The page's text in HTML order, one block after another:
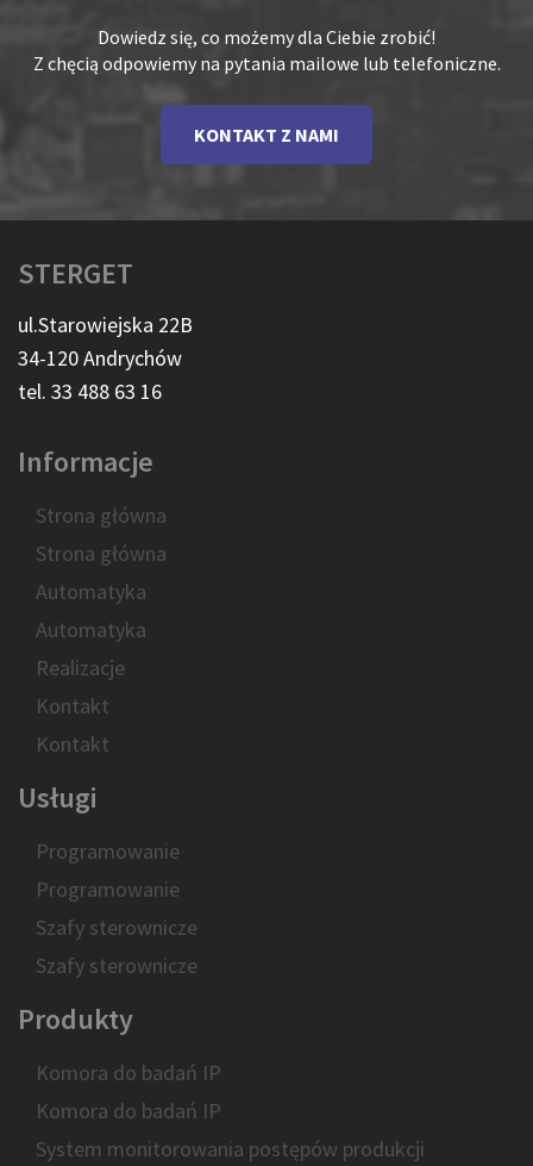
Dowiedz się, co możemy dla Ciebie zrobić!
Z chęcią odpowiemy na pytania mailowe lub telefoniczne.
KONTAKT Z NAMI
STERGET
ul.Starowiejska 22B
34-120 Andrychów
tel. 33 488 63 16
Informacje
Strona główna
Strona główna
Automatyka
Automatyka
Realizacje
Kontakt
Kontakt
Usługi
Programowanie
Programowanie
Szafy sterownicze
Szafy sterownicze
Produkty
Komora do badań IP
Komora do badań IP
System monitorowania postępów produkcji